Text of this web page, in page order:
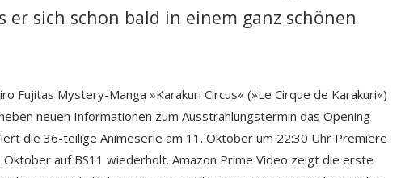
sich schon bald in einem ganz schönen
Fujitas Mystery-Manga »Karakuri Circus« (»Le Cirque de Karakuri«)
neuen Informationen zum Ausstrahlungstermin das Opening
die 36-teilige Animeserie am 11. Oktober um 22:30 Uhr Premiere
auf BS11 wiederholt. Amazon Prime Video zeigt die erste